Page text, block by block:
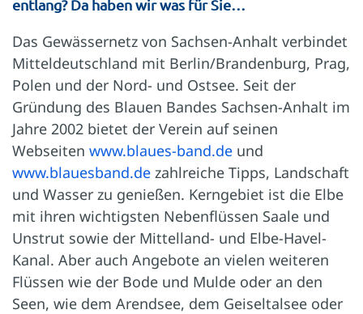
entlang? Da haben wir was für Sie…
Das Gewässernetz von Sachsen-Anhalt verbindet
Mitteldeutschland mit Berlin/Brandenburg, Prag,
Polen und der Nord- und Ostsee. Seit der
Gründung des Blauen Bandes Sachsen-Anhalt im
Jahre 2002 bietet der Verein auf seinen
Webseiten www.blaues-band.de und
www.blauesband.de zahlreiche Tipps, Landschaft
und Wasser zu genießen. Kerngebiet ist die Elbe
mit ihren wichtigsten Nebenflüssen Saale und
Unstrut sowie der Mittelland- und Elbe-Havel-
Kanal. Aber auch Angebote an vielen weiteren
Flüssen wie der Bode und Mulde oder an den
Seen, wie dem Arendsee, dem Geiseltalsee oder